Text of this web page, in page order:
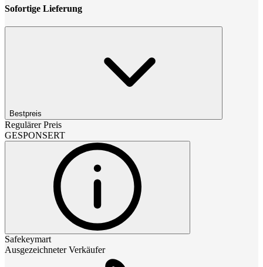
Sofortige Lieferung
Bestpreis
Regulärer Preis
GESPONSERT
Safekeymart
Ausgezeichneter Verkäufer